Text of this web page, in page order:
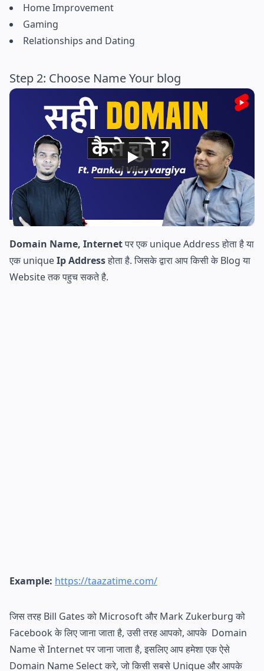
Home Improvement
Gaming
Relationships and Dating
Step 2: Choose Name Your blog
Domain Name, Internetपर एक unique Address होता है या
एक uniqueIp Addressहोता है. जिसके द्वारा आप किसी के Blog या
Website तक पहुच सकते है.
Example: https://taazatime.com/
जिस तरह Bill Gates को Microsoft और Mark Zukerburg को
Facebook के लिए जाना जाता है, उसी तरह आपको, आपके Domain
Name से Internet पर जाना जाता है, इसलिए आप हमेशा एक ऐसे
Domain Name Select करे, जो किसी सबसे Unique और आपके